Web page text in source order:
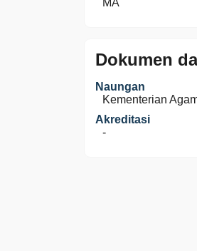
MA
Dokumen
Naungan
Kementerian
Akreditasi
-